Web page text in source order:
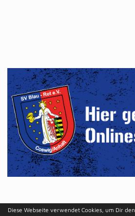
Diese Webseite verwendet Cookies, um Dir den